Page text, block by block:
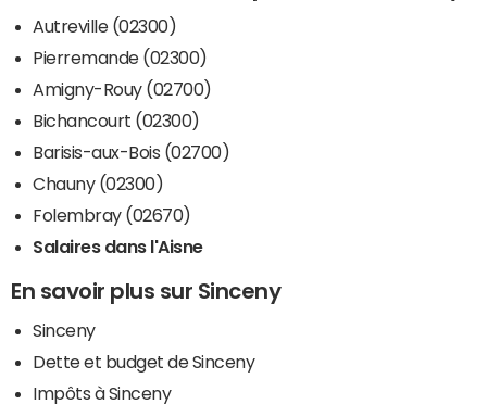
Autreville (02300)
Pierremande (02300)
Amigny-Rouy (02700)
Bichancourt (02300)
Barisis-aux-Bois (02700)
Chauny (02300)
Folembray (02670)
Salaires dans l'Aisne
En savoir plus sur Sinceny
Sinceny
Dette et budget de Sinceny
Impôts à Sinceny